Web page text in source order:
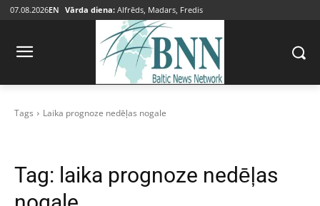
07.08.2026EN Vārda diena: Alfrēds, Madars, Fredis
Tags Laika prognoze nedēļas nogale
Tag: laika prognoze nedēļas